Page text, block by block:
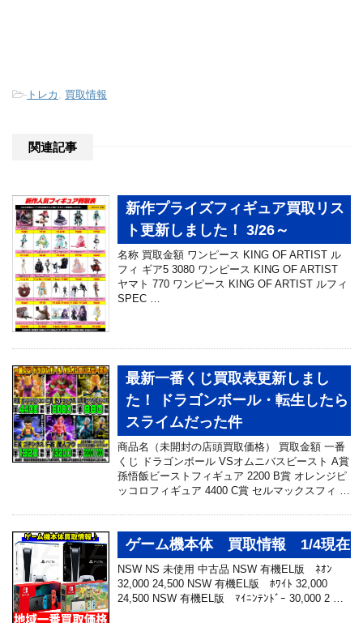
- トレカ 買取情報
関連記事
新作プライズフィギュア買取リス
ト更新しました！ 3/26～
名称 買取金額 ワンピース KING OF ARTIST ル
フィ ギア5 3080 ワンピース KING OF ARTIST
ヤマト 770 ワンピース KING OF ARTIST ルフィ
SPEC …
最新一番くじ買取表更新しまし
た！ ドラゴンボール・転生したら
スライムだった件
商品名（未開封の店頭買取価格） 買取金額 一番
くじ ドラゴンボール VSオムニバスビースト A賞
孫悟飯ビーストフィギュア 2200 B賞 オレンジピ
ッコロフィギュア 4400 C賞 セルマックスフィ …
ゲーム機本体 買取情報 1/4現在
NSW NS 未使用 中古品 NSW 有機EL版 ﾈｵﾝ
32,000 24,500 NSW 有機EL版 ﾎﾜｲﾄ 32,000
24,500 NSW 有機EL版 ﾏｲﾆﾝﾃﾝﾄﾞｰ 30,000 2 …